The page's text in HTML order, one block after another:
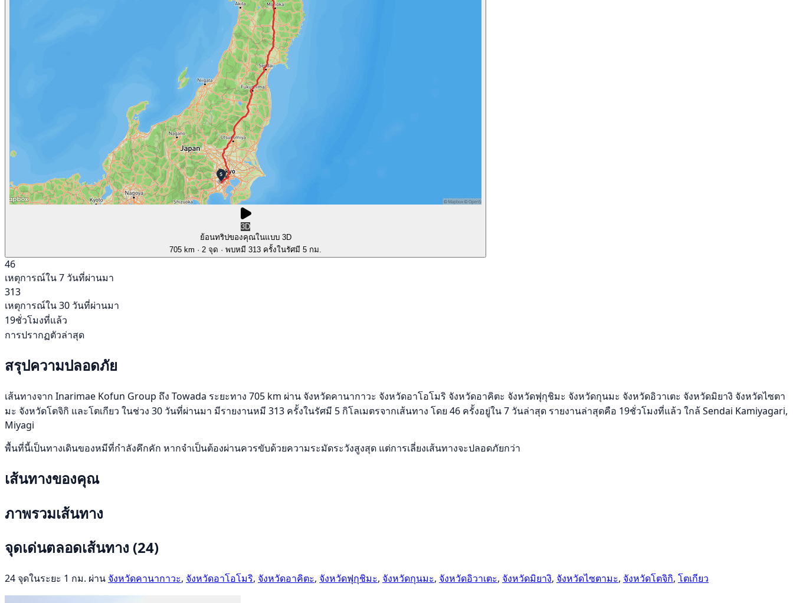
3D
ย้อนทริปของคุณในแบบ 3D
705 km · 2 จุด · พบหมี 313 ครั้งในรัศมี 5 กม.
46
เหตุการณ์ใน 7 วันที่ผ่านมา
313
เหตุการณ์ใน 30 วันที่ผ่านมา
19ชั่วโมงที่แล้ว
การปรากฏตัวล่าสุด
สรุปความปลอดภัย
เส้นทางจาก Inarimae Kofun Group ถึง Towada ระยะทาง 705 km ผ่าน จังหวัดคานากาวะ จังหวัดอาโอโมริ จังหวัดอาคิตะ จังหวัดฟุกุชิมะ จังหวัดกุนมะ จังหวัดอิวาเตะ จังหวัดมิยางิ จังหวัดไซตา
มะ จังหวัดโตจิกิ และโตเกียว ในช่วง 30 วันที่ผ่านมา มีรายงานหมี 313 ครั้งในรัศมี 5 กิโลเมตรจากเส้นทาง โดย 46 ครั้งอยู่ใน 7 วันล่าสุด รายงานล่าสุดคือ 19ชั่วโมงที่แล้ว ใกล้ Sendai Kamiyagari,
Miyagi
พื้นที่นี้เป็นทางเดินของหมีที่กำลังคึกคัก หากจำเป็นต้องผ่านควรขับด้วยความระมัดระวังสูงสุด แต่การเลี่ยงเส้นทางจะปลอดภัยกว่า
เส้นทางของคุณ
ภาพรวมเส้นทาง
จุดเด่นตลอดเส้นทาง (24)
24 จุดในระยะ 1 กม. ผ่าน จังหวัดคานากาวะ, จังหวัดอาโอโมริ, จังหวัดอาคิตะ, จังหวัดฟุกุชิมะ, จังหวัดกุนมะ, จังหวัดอิวาเตะ, จังหวัดมิยางิ, จังหวัดไซตามะ, จังหวัดโตจิกิ, โตเกียว